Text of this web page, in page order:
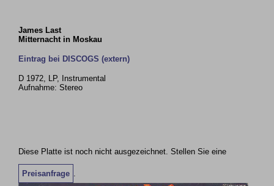
James Last
Mitternacht in Moskau
Eintrag bei DISCOGS (extern)
D 1972, LP, Instrumental
Aufnahme: Stereo
Diese Platte ist noch nicht ausgezeichnet. Stellen Sie eine
Preisanfrage